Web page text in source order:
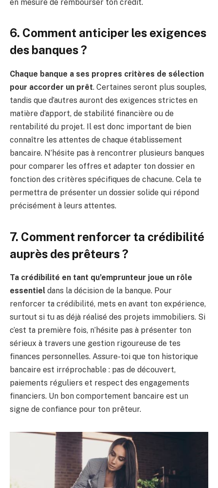
en mesure de rembourser ton crédit.
6. Comment anticiper les exigences
des banques ?
Chaque banque a ses propres critères de sélection
pour accorder un prêt. Certaines seront plus souples,
tandis que d’autres auront des exigences strictes en
matière d’apport, de stabilité financière ou de
rentabilité du projet. Il est donc important de bien
connaître les attentes de chaque établissement
bancaire. N’hésite pas à rencontrer plusieurs banques
pour comparer les offres et adapter ton dossier en
fonction des critères spécifiques de chacune. Cela te
permettra de présenter un dossier solide qui répond
précisément à leurs attentes.
7. Comment renforcer ta crédibilité
auprès des prêteurs ?
Ta crédibilité en tant qu’emprunteur joue un rôle
essentiel dans la décision de la banque. Pour
renforcer ta crédibilité, mets en avant ton expérience,
surtout si tu as déjà réalisé des projets immobiliers. Si
c’est ta première fois, n’hésite pas à présenter ton
sérieux à travers une gestion rigoureuse de tes
finances personnelles. Assure-toi que ton historique
bancaire est irréprochable : pas de découvert,
paiements réguliers et respect des engagements
financiers. Un bon comportement bancaire est un
signe de confiance pour ton prêteur.